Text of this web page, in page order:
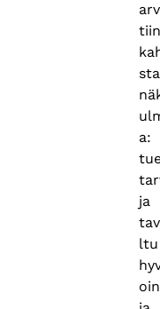
tiin
sta
a:
ja
ltu